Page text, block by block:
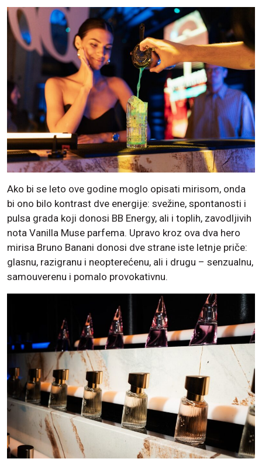
Ako bi se leto ove godine moglo opisati mirisom, onda
bi ono bilo kontrast dve energije: svežine, spontanosti i
pulsa grada koji donosi BB Energy, ali i toplih, zavodljivih
nota Vanilla Muse parfema. Upravo kroz ova dva hero
mirisa Bruno Banani donosi dve strane iste letnje priče:
glasnu, razigranu i neopterećenu, ali i drugu – senzualnu,
samouverenu i pomalo provokativnu.